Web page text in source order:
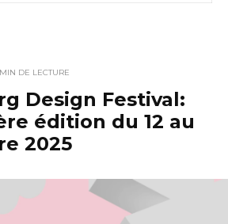
DE LECTURE
Design Festival:
édition du 12 au
2025